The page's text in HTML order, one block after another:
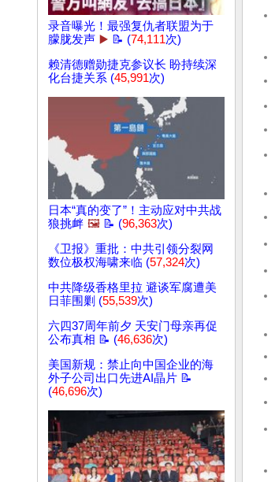
录音曝光！最强复仇者联盟为于
朦胧发声 ▶️ 📝 (74,111次)
赖清德赠勋捷克参议长 盼持续深
化台捷关系 (45,991次)
日本“真的变了”！主动应对中共战
狼挑衅 🖼️ 📝 (96,363次)
《卫报》重批：中共引领分裂网
数位极权海啸来临 (57,324次)
中共降级香格里拉 避谈军腐遭美
日菲围剿 (55,539次)
六四37周年前夕 天安门母亲再促
公布真相 📝 (46,636次)
美国新规：禁止向中国企业的海
外子公司出口先进AI晶片 📝
(46,696次)